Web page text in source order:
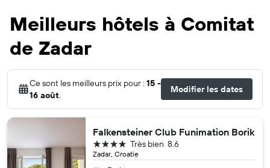
Meilleurs hôtels à Comitat
de Zadar
Ce sont les meilleurs prix pour : 15 -
16 août
Modifier les dates
Falkensteiner Club Funimation Borik
Zadar, Croatie
8.6
Très bien
4 étoiles